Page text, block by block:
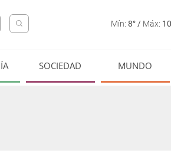
Mín: 8° / Máx:
SOCIEDAD MUNDO